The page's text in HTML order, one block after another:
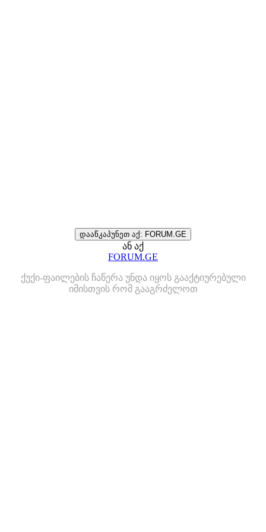
დააწკაპუნეთ აქ: FORUM.GE
ან აქ
FORUM.GE
ქუქი-ფაილების ჩაწერა უნდა იყოს გააქტიურებული
იმისთვის რომ გააგრძელოთ